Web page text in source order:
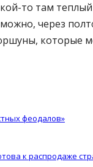
то там
через
которые
феодалов»
к распродаже